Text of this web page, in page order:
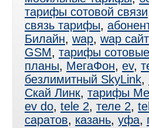
тарифы сотовой связи
связь тарифы,
Билайн, wap, wap
GSM, тарифы сотовые
планы, МегаФон, ev,
безлимитный SkyLink,
Скай Линк, тарифы
ev do, tele 2, теле 2,
саратов, казань, уфа,